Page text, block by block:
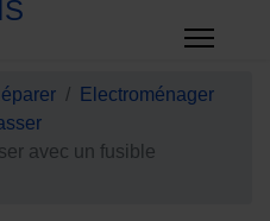
Electroménager
avec un fusible